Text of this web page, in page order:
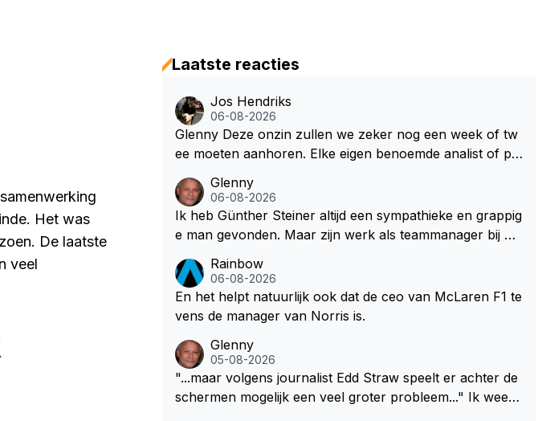
Het was
De laatste
veel
Laatste reacties
Jos Hendriks
06-08-2026
Glenny Deze onzin zullen we zeker nog een week of tw
ee moeten aanhoren. Elke eigen benoemde analist of pr
e van het liedje zitten ze er allemaal naast Dus glenny st
erkte met deze bullshit lezen
Glenny
06-08-2026
Ik heb Günther Steiner altijd een sympathieke en grappig
e man gevonden. Maar zijn werk als teammanager bij he
k gemaakt. Voor mij persoonlijk lijkt hij dezelfde weg te b
ewandelen als analist. En dat is niet vanwege zijn persoo
nlijke Top-3. Hij blijft sympathiek, maar zijn werk als spec
een televisiezender die de Formule 1 uitzendt in Duitslan
d..., mwah!
Rainbow
06-08-2026
En het helpt natuurlijk ook dat de ceo van McLaren F1 te
vens de manager van Norris is.
Glenny
05-08-2026
"...maar volgens journalist Edd Straw speelt er achter de
schermen mogelijk een veel groter probleem..." Ik weet